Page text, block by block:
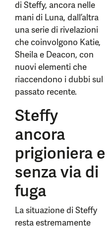
di Steffy, ancora nelle
mani di Luna, dall’altra
una serie di rivelazioni
che coinvolgono Katie,
Sheila e Deacon, con
nuovi elementi che
riaccendono i dubbi sul
passato recente.
Steffy
ancora
prigioniera e
senza via di
fuga
La situazione di Steffy
resta estremamente